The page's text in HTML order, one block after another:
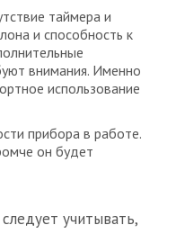
таймера и
и способность к
внимания. Именно
использование
прибора в работе.
он будет
учитывать,